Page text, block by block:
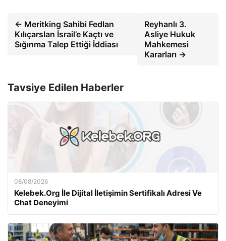
← Meritking Sahibi Fedlan
Kılıçarslan İsrail’e Kaçtı ve
Sığınma Talep Ettiği İddiası
Reyhanlı 3.
Asliye Hukuk
Mahkemesi
Kararları →
Tavsiye Edilen Haberler
08/08/2026
Kelebek.Org İle Dijital İletişimin Sertifikalı Adresi Ve
Chat Deneyimi